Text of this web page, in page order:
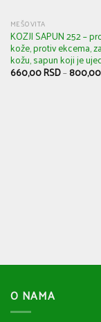
MEŠOVITA
KOZJI SAPUN 252 –
kože, protiv ekcema,
kožu, sapun koji je
660,00RSD–800,00
O NAMA